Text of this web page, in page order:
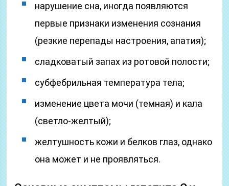
нарушение сна, иногда появляются
первые признаки изменения сознания
(резкие перепады настроения, апатия);
сладковатый запах из ротовой полости;
субфебрильная температура тела;
изменение цвета мочи (темная) и кала
(светло-желтый);
желтушность кожи и белков глаз, однако
она может и не проявляться.